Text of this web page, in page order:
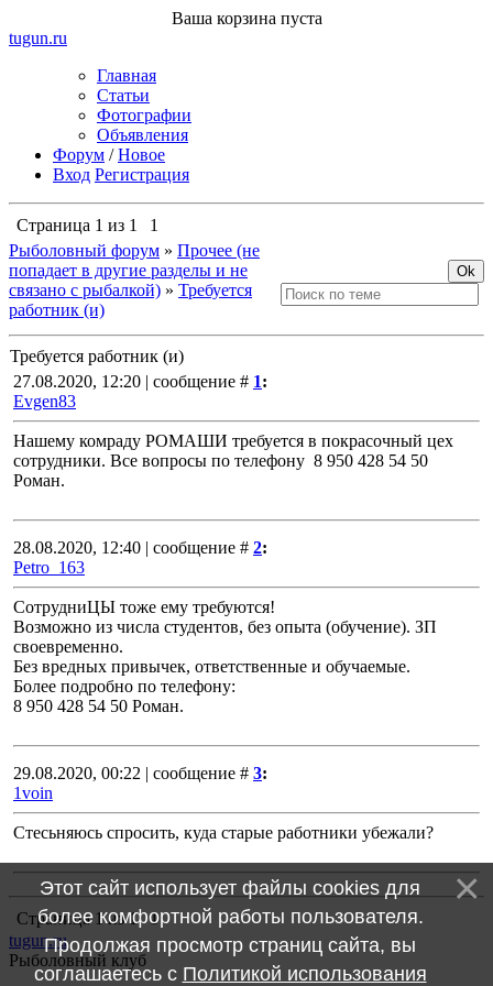
Ваша корзина пуста
tugun.ru
Главная
Статьи
Фотографии
Объявления
Форум /Новое
Вход Регистрация
Страница 1 из 1
1
Рыболовный форум » Прочее (не
попадает в другие разделы и не
связано с рыбалкой) » Требуется
работник (и)
Требуется работник (и)
27.08.2020, 12:20 | сообщение # 1:
Evgen83
Нашему комраду РОМАШИ требуется в покрасочный цех
сотрудники. Все вопросы по телефону 8 950 428 54 50
Роман.
28.08.2020, 12:40 | сообщение # 2:
Petro_163
СотрудниЦЫ тоже ему требуются!
Возможно из числа студентов, без опыта (обучение). ЗП
своевременно.
Без вредных привычек, ответственные и обучаемые.
Более подробно по телефону:
8 950 428 54 50 Роман.
29.08.2020, 00:22 | сообщение # 3:
1voin
Стесьняюсь спросить, куда старые работники убежали?
Страница1из1
1
tugun.ru
Рыболовный клуб
Этот сайт использует файлы cookies для
более комфортной работы пользователя.
Продолжая просмотр страниц сайта, вы
соглашаетесь с Политикой использования